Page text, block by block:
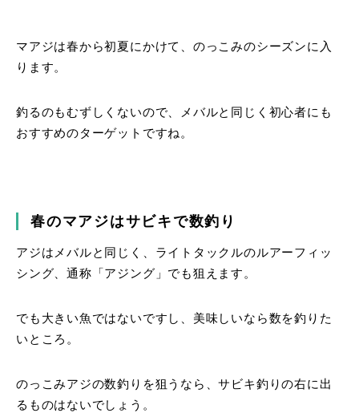
マアジは春から初夏にかけて、のっこみのシーズンに入
ります。
釣るのもむずしくないので、メバルと同じく初心者にも
おすすめのターゲットですね。
春のマアジはサビキで数釣り
アジはメバルと同じく、ライトタックルのルアーフィッ
シング、通称「アジング」でも狙えます。
でも大きい魚ではないですし、美味しいなら数を釣りた
いところ。
のっこみアジの数釣りを狙うなら、サビキ釣りの右に出
るものはないでしょう。